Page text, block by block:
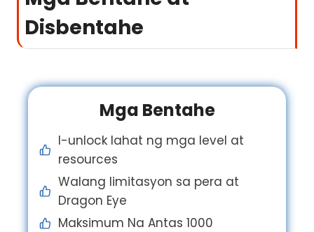
Disbentahe
Mga Bentahe
I-unlock lahat ng mga level at
resources
Walang limitasyon sa pera at
Dragon Eye
Maksimum Na Antas 1000